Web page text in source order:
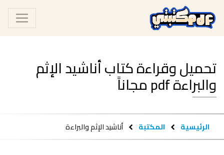
تحميل وقراءة كتاب أناشيد الإثم
والبراءة pdf مجاناً
الرئيسية المكتبة أناشيد الإثم والبراءة